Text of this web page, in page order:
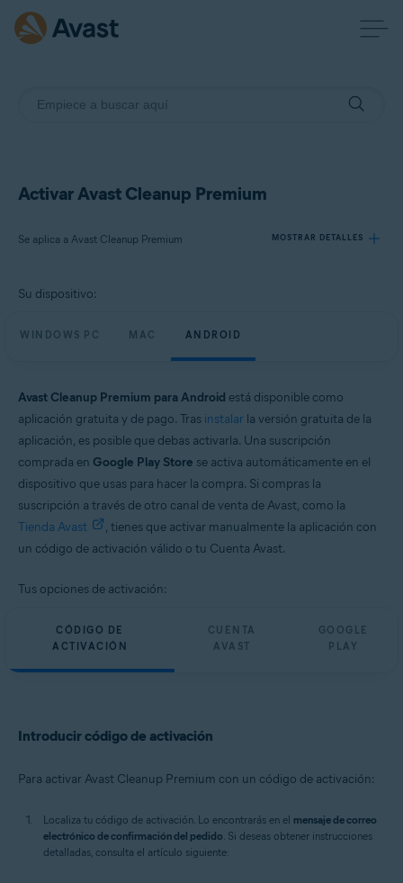
Activar Avast Cleanup Premium
Se aplica a Avast Cleanup Premium MOSTRAR DETALLES
Avast Cleanup Premium
Windows, macOS y Android
Su dispositivo:
WINDOWS PC MAC ANDROID
Avast Cleanup Premium para Android está disponible como
aplicación gratuita y de pago. Tras instalar la versión gratuita de la
aplicación, es posible que debas activarla. Una suscripción
comprada en Google Play Store se activa automáticamente en el
dispositivo que usas para hacer la compra. Si compras la
suscripción a través de otro canal de venta de Avast, como la
Tienda Avast
, tienes que activar manualmente la aplicación con
un código de activación válido o tu Cuenta Avast.
Tus opciones de activación:
CÓDIGO DE
ACTIVACIÓN
CUENTA
AVAST
GOOGLE
PLAY
Introducir código de activación
Para activar Avast Cleanup Premium con un código de activación:
Localiza tu código de activación. Lo encontrarás en el mensaje de correo
electrónico de confirmación del pedido. Si deseas obtener instrucciones
detalladas, consulta el artículo siguiente: